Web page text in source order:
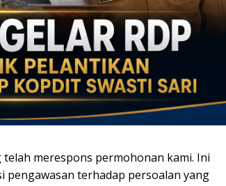
telah merespons permohonan kami. Ini
pengawasan terhadap persoalan yang